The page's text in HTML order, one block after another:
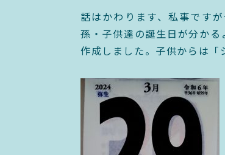
話はかわります、私事です
孫・子供達の誕生日が分か
作成しました。子供からは「